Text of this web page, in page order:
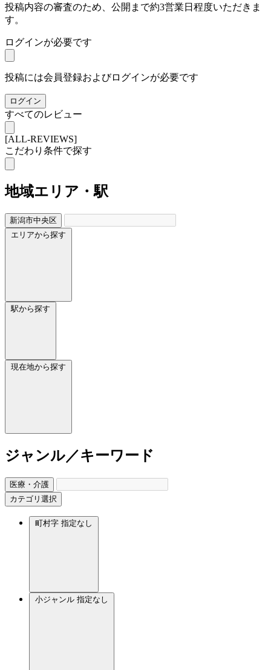
投稿内容の審査のため、公開まで約3営業日程度いただきま
す。
ログインが必要です
投稿には会員登録およびログインが必要です
ログイン
すべてのレビュー
[ALL-REVIEWS]
こだわり条件で探す
地域エリア・駅
新潟市中央区
エリアから探す
駅から探す
現在地から探す
ジャンル／キーワード
医療・介護
カテゴリ選択
町村字 指定なし
小ジャンル 指定なし